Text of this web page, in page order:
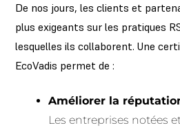
De nos jours, les clients et
plus exigeants sur les pratiques
lesquelles ils collaborent. Une
EcoVadis permet de :
Améliorer la
Les entreprises notées